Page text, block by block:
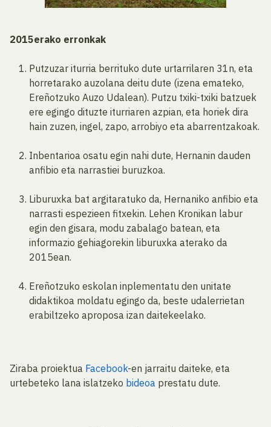
2015erako erronkak
Putzuzar iturria berrituko dute urtarrilaren 31n, eta
horretarako auzolana deitu dute (izena emateko,
Ereñotzuko Auzo Udalean). Putzu txiki-txiki batzuek
ere egingo dituzte iturriaren azpian, eta horiek dira
hain zuzen, ingel, zapo, arrobiyo eta abarrentzakoak.
Inbentarioa osatu egin nahi dute, Hernanin dauden
anfibio eta narrastiei buruzkoa.
Liburuxka bat argitaratuko da, Hernaniko anfibio eta
narrasti espezieen fitxekin. Lehen Kronikan labur
egin den gisara, modu zabalago batean, eta
informazio gehiagorekin liburuxka aterako da
2015ean.
Ereñotzuko eskolan inplementatu den unitate
didaktikoa moldatu egingo da, beste udalerrietan
erabiltzeko aproposa izan daitekeelako.
Ziraba proiektua Facebook-en jarraitu daiteke, eta
urtebeteko lana islatzeko bideoa prestatu dute.